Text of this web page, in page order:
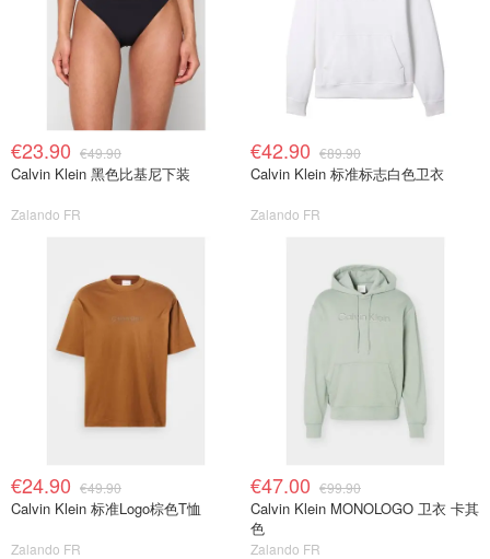
€23.90 €49.90
Calvin Klein 黑色比基尼下装
Zalando FR
€42.90 €89.90
Calvin Klein 标准标志白色卫衣
Zalando FR
€24.90 €49.90
Calvin Klein 标准Logo棕色T恤
Zalando FR
€47.00 €99.90
Calvin Klein MONOLOGO 卫衣 卡其
色
Zalando FR